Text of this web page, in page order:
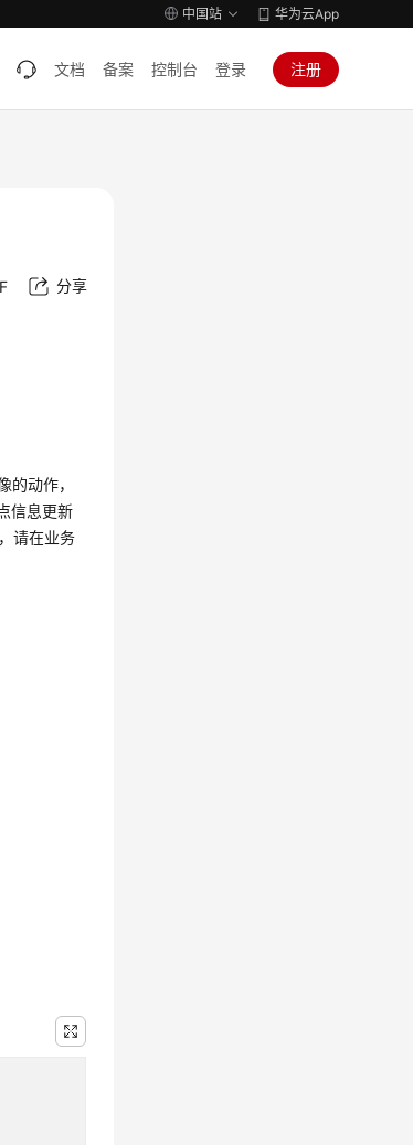
中国站 华为云App
文档 备案 控制台 登录 注册
分享
动作，
信息更新
请在业务